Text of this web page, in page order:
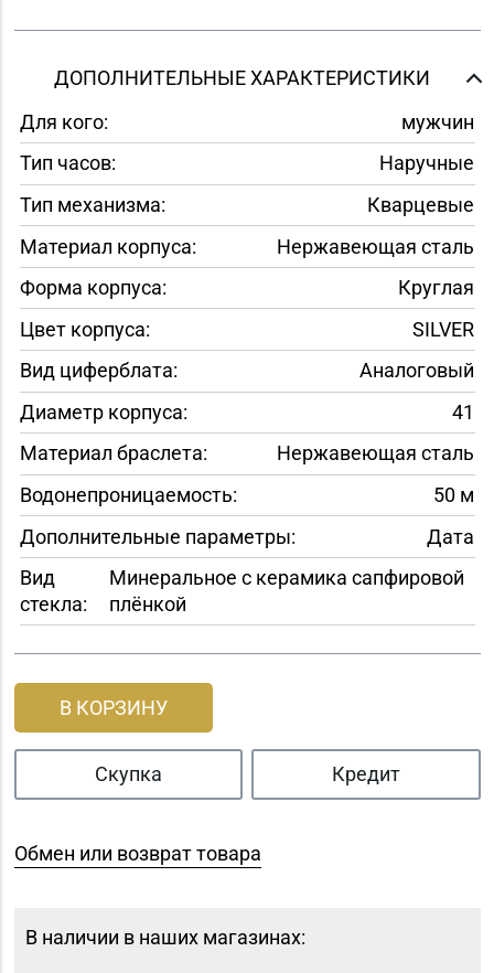
ДОПОЛНИТЕЛЬНЫЕ ХАРАКТЕРИСТИКИ
Для кого:
мужчин
Тип часов:
Наручные
Тип механизма:
Кварцевые
Материал корпуса:
Нержавеющая сталь
Форма корпуса:
Круглая
Цвет корпуса:
SILVER
Вид циферблата:
Аналоговый
Диаметр корпуса:
41
Материал браслета:
Нержавеющая сталь
Водонепроницаемость:
50 м
Дополнительные параметры:
Дата
Вид
стекла:
Минеральное с керамика сапфировой
плёнкой
В КОРЗИНУ
Скупка Кредит
Обмен или возврат товара
В наличии в наших магазинах: